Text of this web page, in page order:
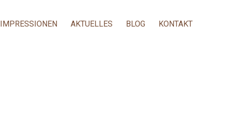
IMPRESSIONEN AKTUELLES BLOG KONTAKT